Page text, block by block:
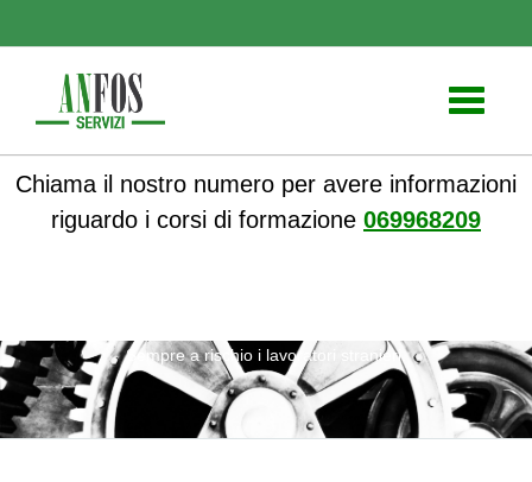
Toggle
Chiama il nostro numero per avere informazioni
riguardo i corsi di formazione 069968209
Sempre a rischio i lavoratori stranieri.